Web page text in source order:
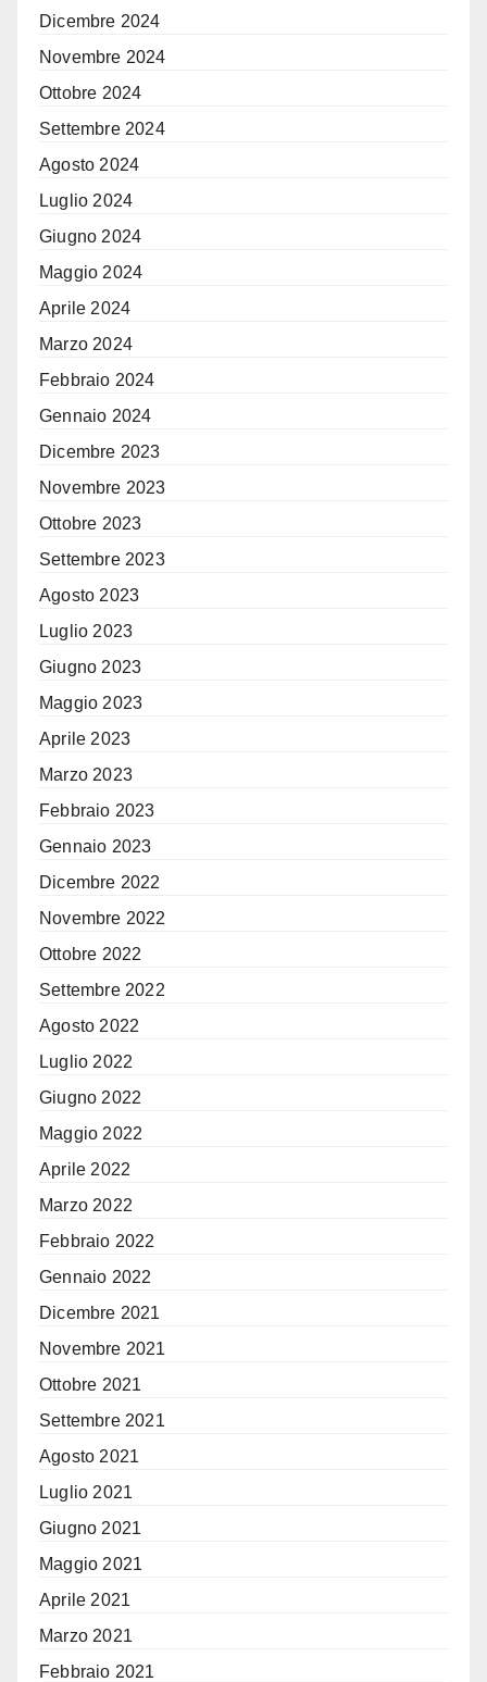
Dicembre 2024
Novembre 2024
Ottobre 2024
Settembre 2024
Agosto 2024
Luglio 2024
Giugno 2024
Maggio 2024
Aprile 2024
Marzo 2024
Febbraio 2024
Gennaio 2024
Dicembre 2023
Novembre 2023
Ottobre 2023
Settembre 2023
Agosto 2023
Luglio 2023
Giugno 2023
Maggio 2023
Aprile 2023
Marzo 2023
Febbraio 2023
Gennaio 2023
Dicembre 2022
Novembre 2022
Ottobre 2022
Settembre 2022
Agosto 2022
Luglio 2022
Giugno 2022
Maggio 2022
Aprile 2022
Marzo 2022
Febbraio 2022
Gennaio 2022
Dicembre 2021
Novembre 2021
Ottobre 2021
Settembre 2021
Agosto 2021
Luglio 2021
Giugno 2021
Maggio 2021
Aprile 2021
Marzo 2021
Febbraio 2021